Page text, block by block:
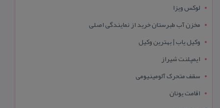
لوکس ویزا
مخزن آب طبرستان خرید از نمایندگی اصلی
وکیل یاب | بهترین وکیل
ایمپلنت شیراز
سقف متحرک آلومینیومی
اقامت یونان